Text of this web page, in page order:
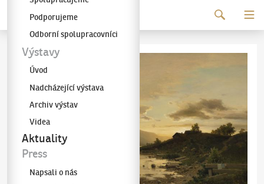
Galerie KODLPodporujeme
Odborní spolupracovníci
Výstavy
Úvod
Nadcházející výstava
Archiv výstav
Videa
Aktuality
Press
Napsali o nás